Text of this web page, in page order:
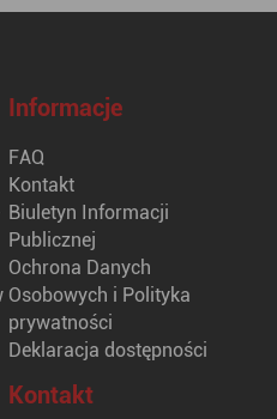
Informacje
FAQ
Kontakt
Biuletyn Informacji
Publicznej
Ochrona Danych
Osobowych i Polityka
prywatności
Deklaracja dostępności
Kontakt